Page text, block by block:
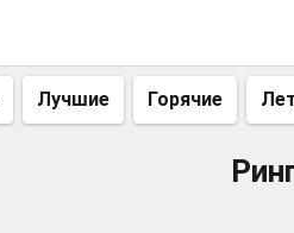
Лучшие Горячие